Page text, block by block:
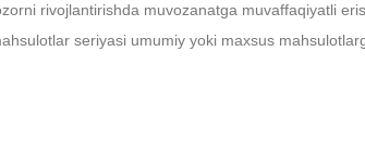
rivojlantirishda muvozanatga muvaffaqiyatli
seriyasi umumiy yoki maxsus